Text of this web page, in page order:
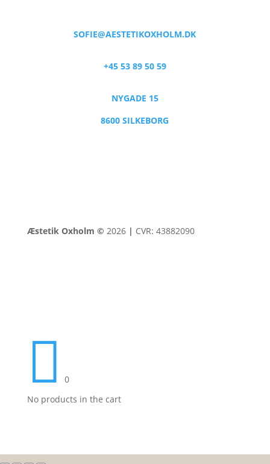
SOFIE@AESTETIKOXHOLM.DK
+45 53 89 50 59
NYGADE 15
8600 SILKEBORG
Æstetik Oxholm © 2026| CVR: 43882090

0
No products in the cart